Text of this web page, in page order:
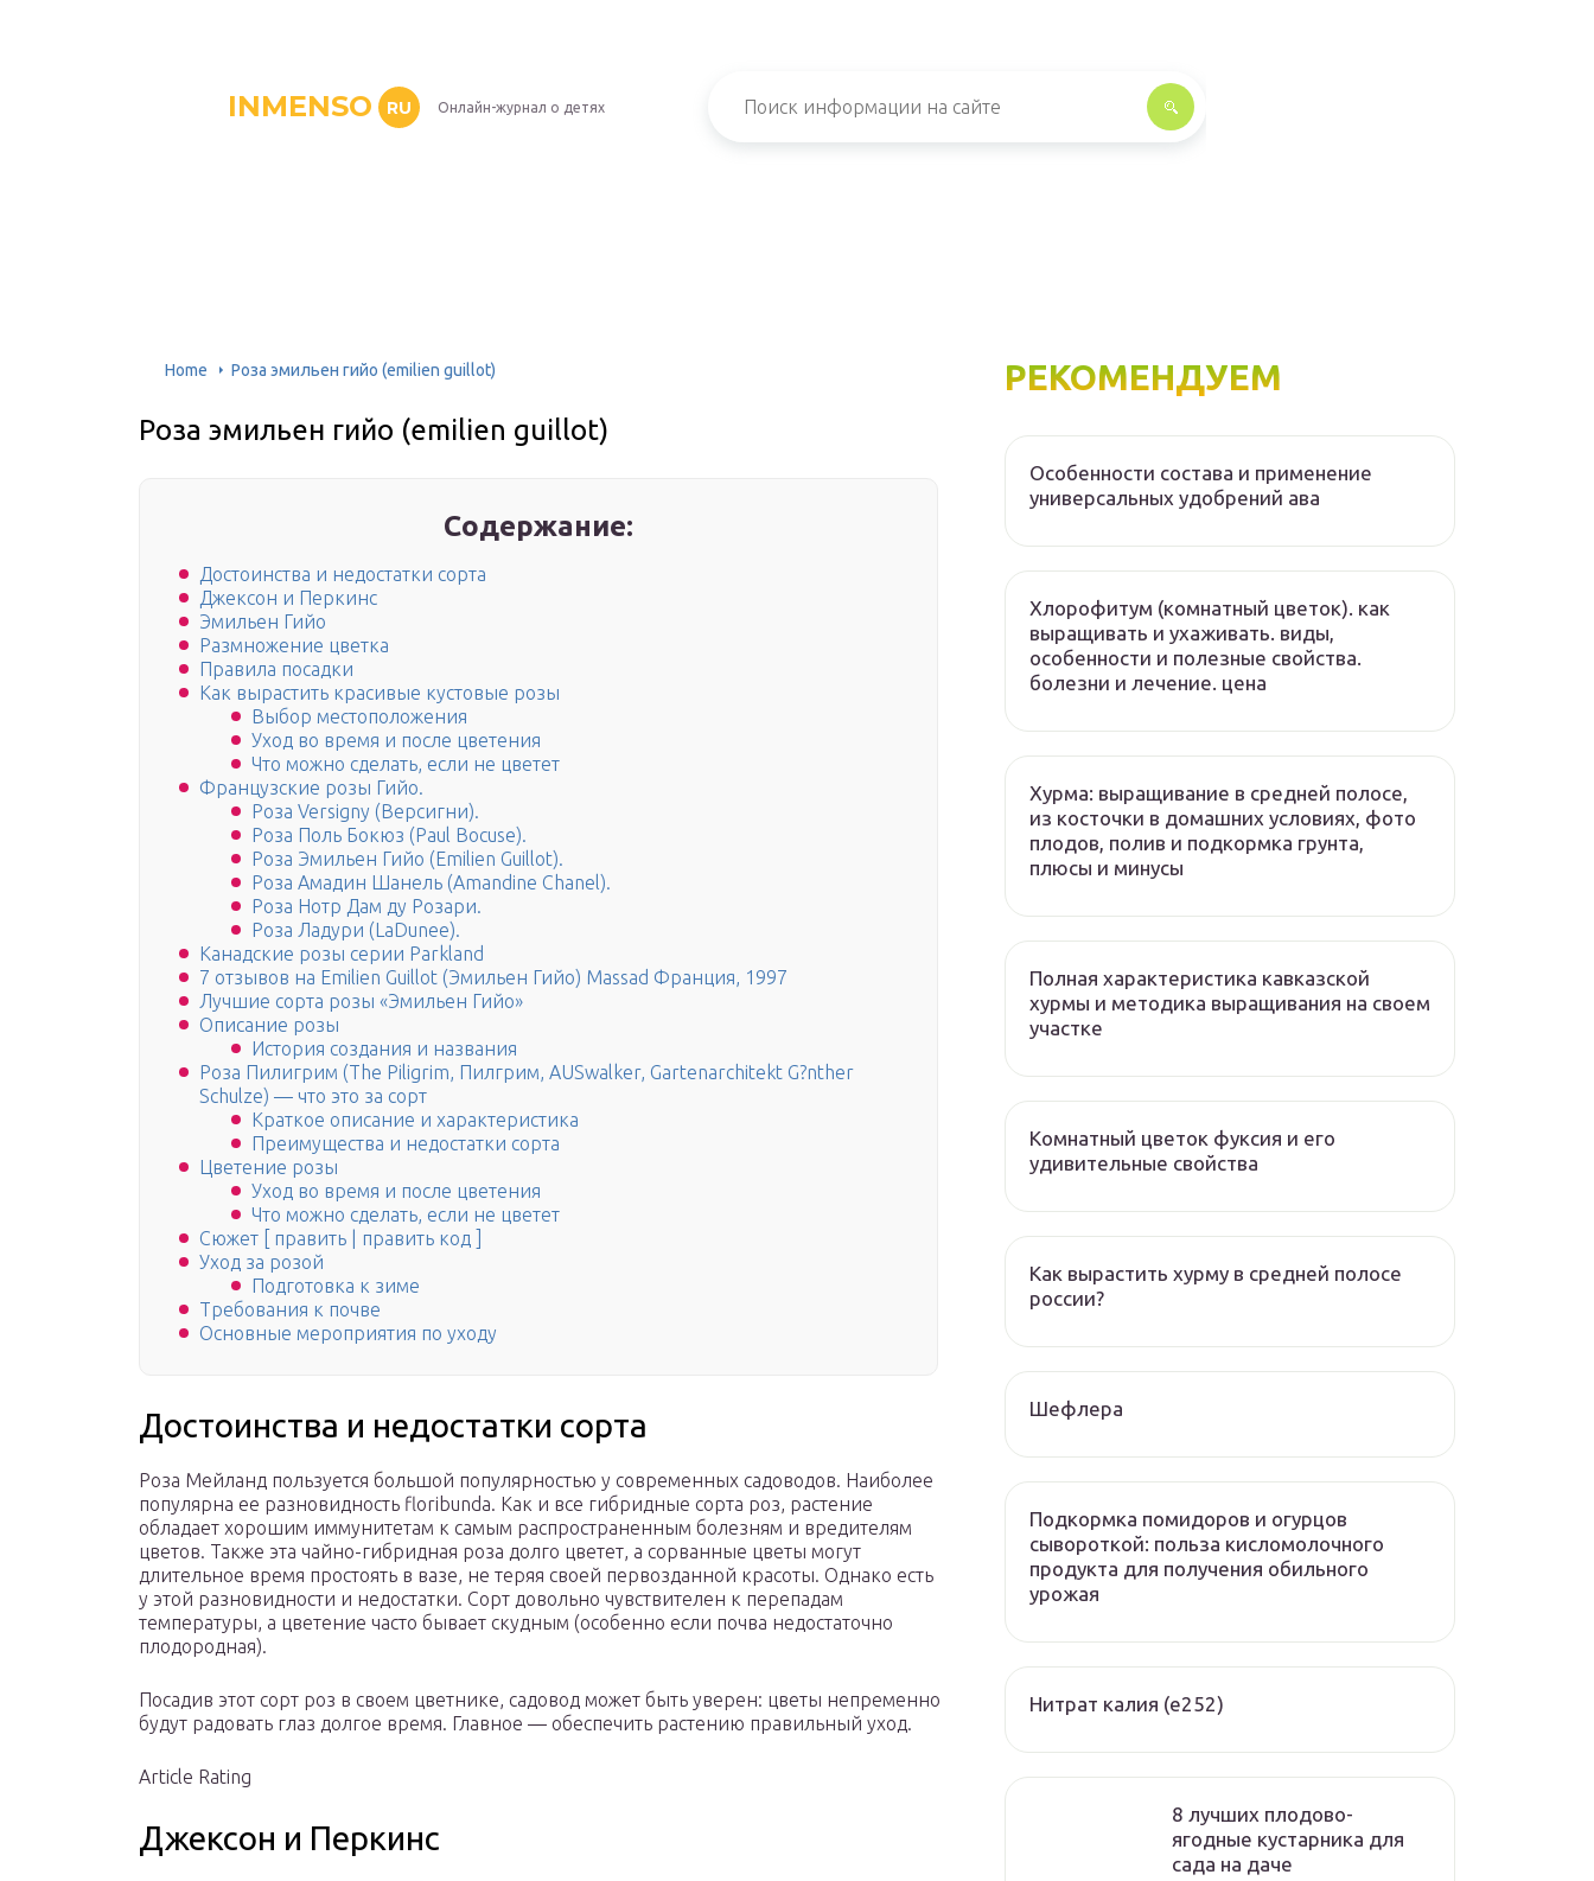
INMENSO RU Онлайн-журнал о детях
Home Роза эмильен гийо (emilien guillot)
Роза эмильен гийо (emilien guillot)
Содержание:
Достоинства и недостатки сорта
Джексон и Перкинс
Эмильен Гийо
Размножение цветка
Правила посадки
Как вырастить красивые кустовые розы
Выбор местоположения
Уход во время и после цветения
Что можно сделать, если не цветет
Французские розы Гийо.
Роза Versigny (Версигни).
Роза Поль Бокюз (Paul Bocuse).
Роза Эмильен Гийо (Emilien Guillot).
Роза Амадин Шанель (Amandine Chanel).
Роза Нотр Дам ду Розари.
Роза Ладури (LaDunee).
Канадские розы серии Parkland
7 отзывов на Emilien Guillot (Эмильен Гийо) Massad Франция, 1997
Лучшие сорта розы «Эмильен Гийо»
Описание розы
История создания и названия
Роза Пилигрим (The Piligrim, Пилгрим, AUSwalker, Gartenarchitekt G?nther
Schulze) — что это за сорт
Краткое описание и характеристика
Преимущества и недостатки сорта
Цветение розы
Уход во время и после цветения
Что можно сделать, если не цветет
Сюжет [ править | править код ]
Уход за розой
Подготовка к зиме
Требования к почве
Основные мероприятия по уходу
Достоинства и недостатки сорта
Роза Мейланд пользуется большой популярностью у современных садоводов. Наиболее
популярна ее разновидность floribunda. Как и все гибридные сорта роз, растение
обладает хорошим иммунитетам к самым распространенным болезням и вредителям
цветов. Также эта чайно-гибридная роза долго цветет, а сорванные цветы могут
длительное время простоять в вазе, не теряя своей первозданной красоты. Однако есть
у этой разновидности и недостатки. Сорт довольно чувствителен к перепадам
температуры, а цветение часто бывает скудным (особенно если почва недостаточно
плодородная).
Посадив этот сорт роз в своем цветнике, садовод может быть уверен: цветы непременно
будут радовать глаз долгое время. Главное — обеспечить растению правильный уход.
Article Rating
Джексон и Перкинс
РЕКОМЕНДУЕМ
Особенности состава и применение
универсальных удобрений ава
Хлорофитум (комнатный цветок). как
выращивать и ухаживать. виды,
особенности и полезные свойства.
болезни и лечение. цена
Хурма: выращивание в средней полосе,
из косточки в домашних условиях, фото
плодов, полив и подкормка грунта,
плюсы и минусы
Полная характеристика кавказской
хурмы и методика выращивания на своем
участке
Комнатный цветок фуксия и его
удивительные свойства
Как вырастить хурму в средней полосе
россии?
Шефлера
Подкормка помидоров и огурцов
сывороткой: польза кисломолочного
продукта для получения обильного
урожая
Нитрат калия (е252)
8 лучших плодово-
ягодные кустарника для
сада на даче